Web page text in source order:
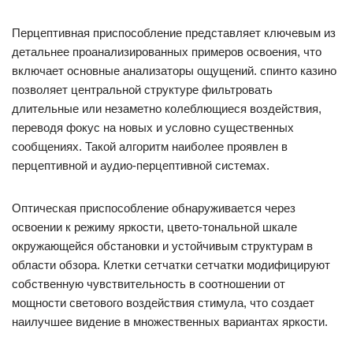
Перцептивная приспособление представляет ключевым из
детальнее проанализированных примеров освоения, что
включает основные анализаторы ощущений. спинто казино
позволяет центральной структуре фильтровать
длительные или незаметно колеблющиеся воздействия,
переводя фокус на новых и условно существенных
сообщениях. Такой алгоритм наиболее проявлен в
перцептивной и аудио-перцептивной системах.
Оптическая приспособление обнаруживается через
освоении к режиму яркости, цвето-тональной шкале
окружающейся обстановки и устойчивым структурам в
области обзора. Клетки сетчатки сетчатки модифицируют
собственную чувствительность в соотношении от
мощности светового воздействия стимула, что создает
наилучшее видение в множественных вариантах яркости.